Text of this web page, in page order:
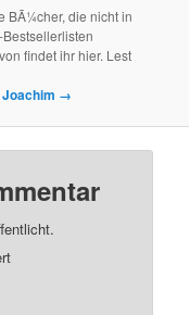
BÃ¼cher, die nicht in
findet ihr hier. Lest
→